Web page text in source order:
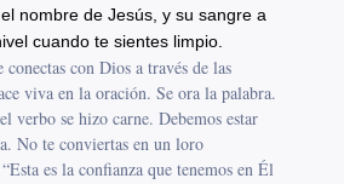
nombre de Jesús, y su sangre a
cuando te sientes limpio.
con Dios a través de las
viva en la oración. Se ora la palabra.
verbo se hizo carne. Debemos estar
No te conviertas en un loro
es la confianza que tenemos en Él